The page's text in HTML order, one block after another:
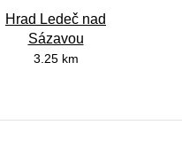
Hrad Ledeč nad
Sázavou
3.25 km